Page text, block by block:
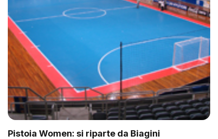
Pistoia Women: si riparte da Biagini